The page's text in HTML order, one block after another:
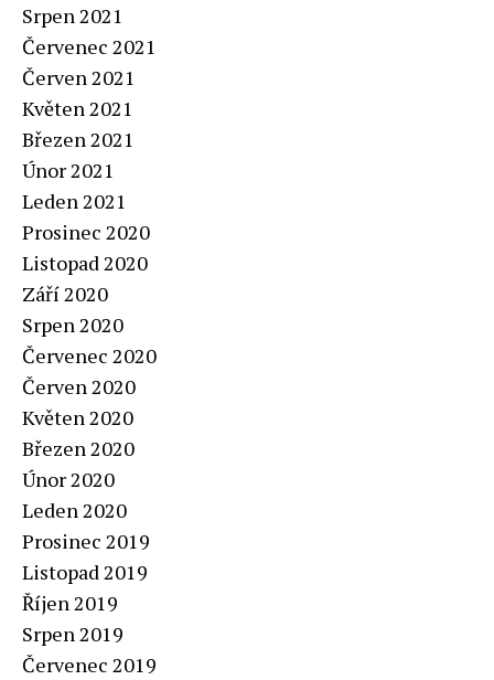
Srpen 2021
Červenec 2021
Červen 2021
Květen 2021
Březen 2021
Únor 2021
Leden 2021
Prosinec 2020
Listopad 2020
Září 2020
Srpen 2020
Červenec 2020
Červen 2020
Květen 2020
Březen 2020
Únor 2020
Leden 2020
Prosinec 2019
Listopad 2019
Říjen 2019
Srpen 2019
Červenec 2019